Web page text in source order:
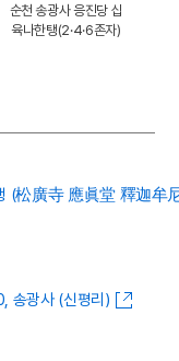
순천 송광사 응진당 십
육나한탱(2·4·6존자)
탱 (松廣寺 應眞堂 釋迦
송광사 (신평리)